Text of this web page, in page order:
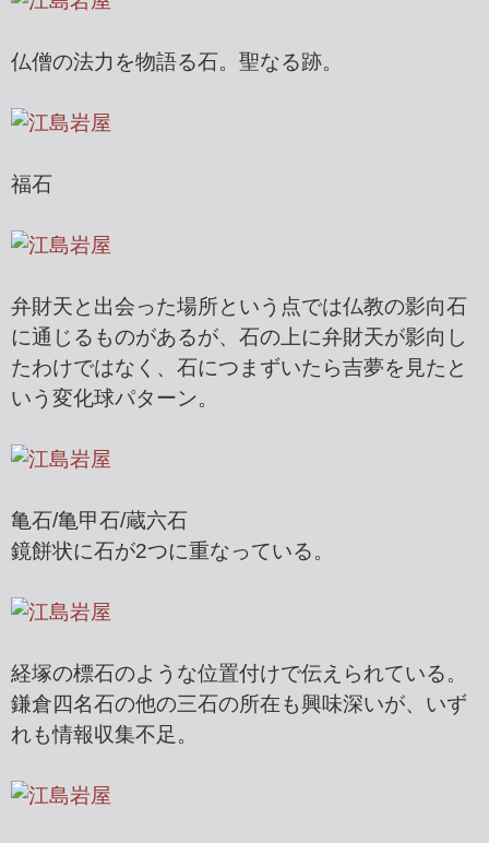
仏僧の法力を物語る石。聖なる跡。
福石
弁財天と出会った場所という点では仏教の影向石
に通じるものがあるが、石の上に弁財天が影向し
たわけではなく、石につまずいたら吉夢を見たと
いう変化球パターン。
亀石/亀甲石/蔵六石
鏡餅状に石が2つに重なっている。
経塚の標石のような位置付けで伝えられている。
鎌倉四名石の他の三石の所在も興味深いが、いず
れも情報収集不足。